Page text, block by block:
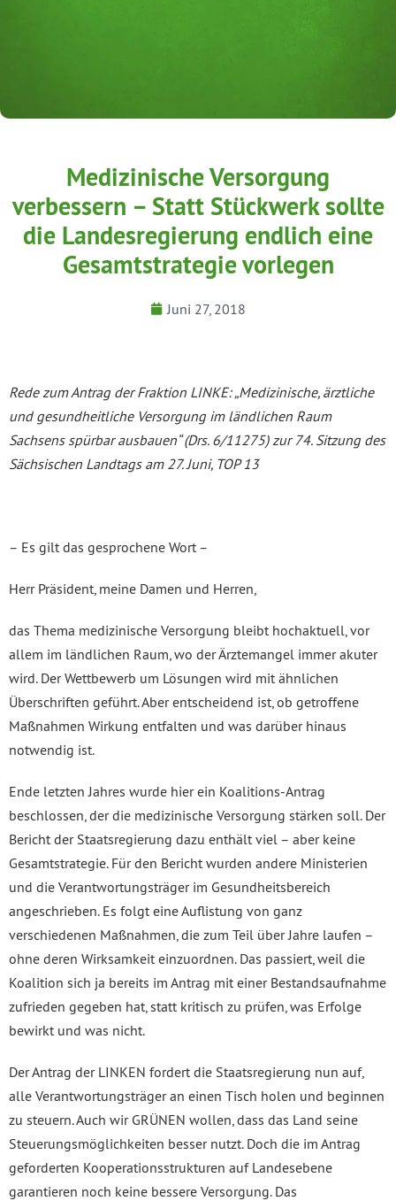
Medizinische Versorgung
verbessern – Statt Stückwerk sollte
die Landesregierung endlich eine
Gesamtstrategie vorlegen
Juni 27, 2018
Rede zum Antrag der Fraktion LINKE: „Medizinische, ärztliche
und gesundheitliche Versorgung im ländlichen Raum
Sachsens spürbar ausbauen“ (Drs. 6/11275) zur 74. Sitzung des
Sächsischen Landtags am 27. Juni, TOP 13
– Es gilt das gesprochene Wort –
Herr Präsident, meine Damen und Herren,
das Thema medizinische Versorgung bleibt hochaktuell, vor
allem im ländlichen Raum, wo der Ärztemangel immer akuter
wird. Der Wettbewerb um Lösungen wird mit ähnlichen
Überschriften geführt. Aber entscheidend ist, ob getroffene
Maßnahmen Wirkung entfalten und was darüber hinaus
notwendig ist.
Ende letzten Jahres wurde hier ein Koalitions-Antrag
beschlossen, der die medizinische Versorgung stärken soll. Der
Bericht der Staatsregierung dazu enthält viel – aber keine
Gesamtstrategie. Für den Bericht wurden andere Ministerien
und die Verantwortungsträger im Gesundheitsbereich
angeschrieben. Es folgt eine Auflistung von ganz
verschiedenen Maßnahmen, die zum Teil über Jahre laufen –
ohne deren Wirksamkeit einzuordnen. Das passiert, weil die
Koalition sich ja bereits im Antrag mit einer Bestandsaufnahme
zufrieden gegeben hat, statt kritisch zu prüfen, was Erfolge
bewirkt und was nicht.
Der Antrag der LINKEN fordert die Staatsregierung nun auf,
alle Verantwortungsträger an einen Tisch holen und beginnen
zu steuern. Auch wir GRÜNEN wollen, dass das Land seine
Steuerungsmöglichkeiten besser nutzt. Doch die im Antrag
geforderten Kooperationsstrukturen auf Landesebene
garantieren noch keine bessere Versorgung. Das